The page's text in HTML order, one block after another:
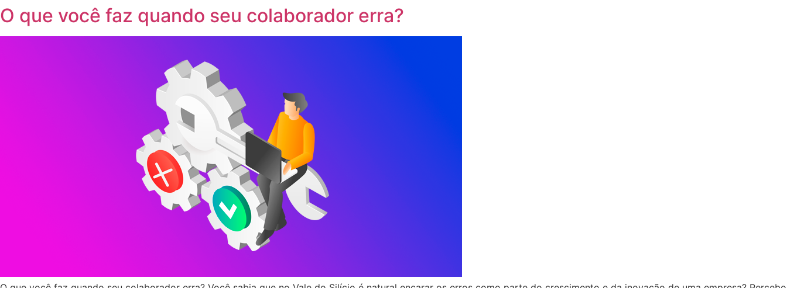
Ir
para
o
O que você faz quando seu colaborador erra?